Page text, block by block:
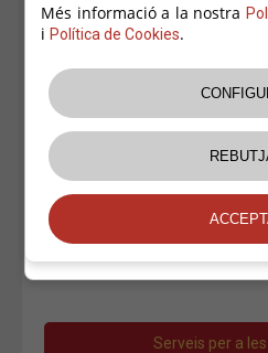
Articles Bebès
Esports
Roba
Sabateries
Salut
Transport
Serveis per a
Més informació a la nostra
iPolítica de Cookies.